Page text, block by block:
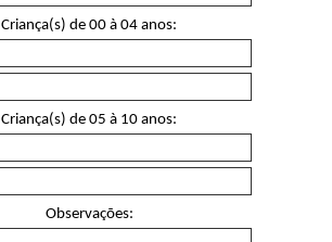
Criança(s) de 00 à 04 anos:
Criança(s) de 05 à 10 anos:
Observações: